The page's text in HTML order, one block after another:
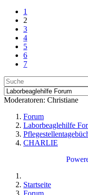
1
2
3
4
5
6
7
Moderatoren: Christiane
Forum
Laborbeaglehilfe
CHARLIE
Startseite
Forum